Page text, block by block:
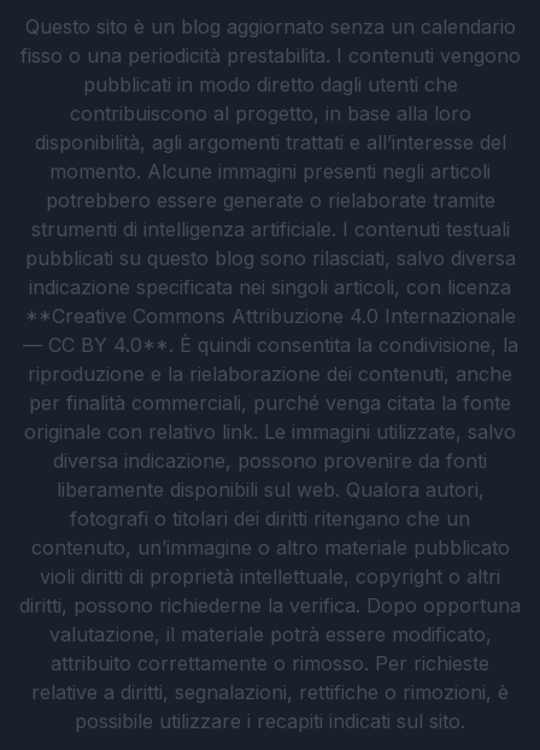
Questo sito è un blog aggiornato senza un calendario
fisso o una periodicità prestabilita. I contenuti vengono
pubblicati in modo diretto dagli utenti che
contribuiscono al progetto, in base alla loro
disponibilità, agli argomenti trattati e all’interesse del
momento. Alcune immagini presenti negli articoli
potrebbero essere generate o rielaborate tramite
strumenti di intelligenza artificiale. I contenuti testuali
pubblicati su questo blog sono rilasciati, salvo diversa
indicazione specificata nei singoli articoli, con licenza
**Creative Commons Attribuzione 4.0 Internazionale
— CC BY 4.0**. È quindi consentita la condivisione, la
riproduzione e la rielaborazione dei contenuti, anche
per finalità commerciali, purché venga citata la fonte
originale con relativo link. Le immagini utilizzate, salvo
diversa indicazione, possono provenire da fonti
liberamente disponibili sul web. Qualora autori,
fotografi o titolari dei diritti ritengano che un
contenuto, un’immagine o altro materiale pubblicato
violi diritti di proprietà intellettuale, copyright o altri
diritti, possono richiederne la verifica. Dopo opportuna
valutazione, il materiale potrà essere modificato,
attribuito correttamente o rimosso. Per richieste
relative a diritti, segnalazioni, rettifiche o rimozioni, è
possibile utilizzare i recapiti indicati sul sito.